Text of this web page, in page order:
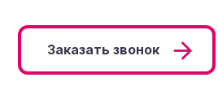
Заказать звонок